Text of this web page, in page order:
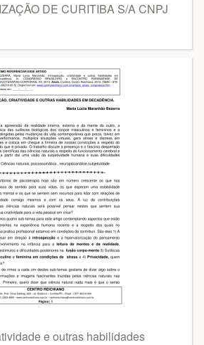
DE CURITIBA S/A CNPJ
e outras habilidades